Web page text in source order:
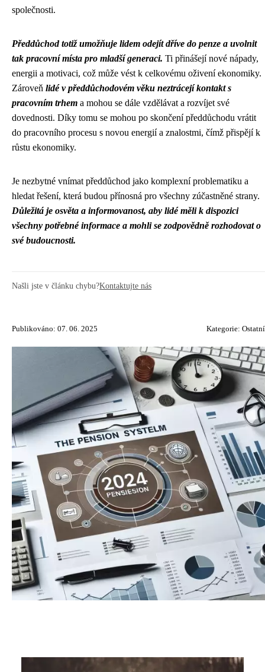
společnosti.
Předdůchod totiž umožňuje lidem odejít dříve do penze a uvolnit
tak pracovní místa pro mladší generaci. Ti přinášejí nové nápady,
energii a motivaci, což může vést k celkovému oživení ekonomiky.
Zároveň lidé v předdůchodovém věku neztrácejí kontakt s
pracovním trhem a mohou se dále vzdělávat a rozvíjet své
dovednosti. Díky tomu se mohou po skončení předdůchodu vrátit
do pracovního procesu s novou energií a znalostmi, čímž přispějí k
růstu ekonomiky.
Je nezbytné vnímat předdůchod jako komplexní problematiku a
hledat řešení, která budou přínosná pro všechny zúčastněné strany.
Důležitá je osvěta a informovanost, aby lidé měli k dispozici
všechny potřebné informace a mohli se zodpovědně rozhodovat o
své budoucnosti.
Našli jste v článku chybu?Kontaktujte nás
Publikováno: 07. 06. 2025 Kategorie: Ostatní